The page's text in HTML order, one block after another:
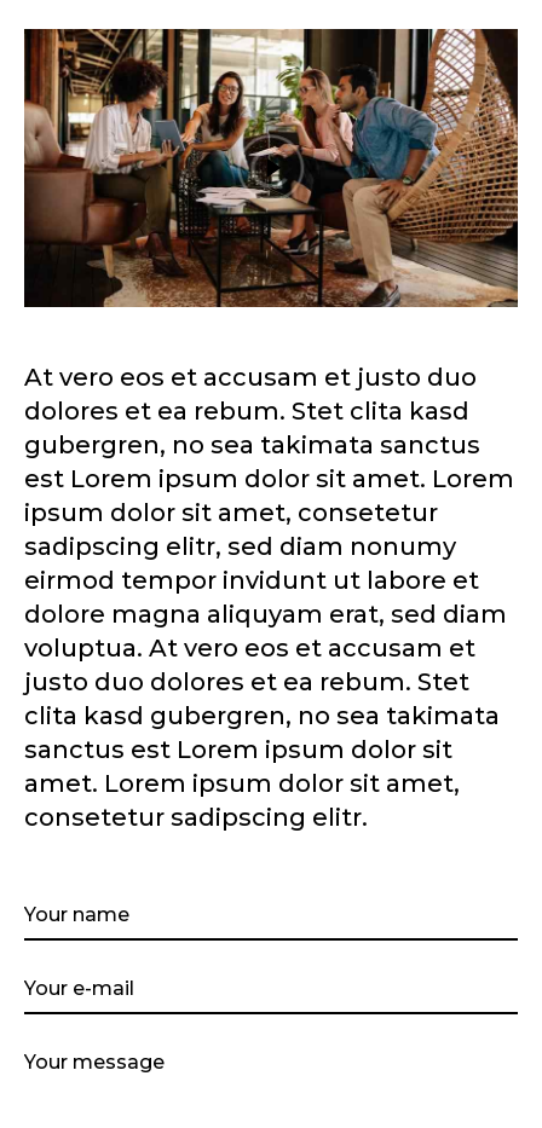
At vero eos et accusam et justo duo
dolores et ea rebum. Stet clita kasd
gubergren, no sea takimata sanctus
est Lorem ipsum dolor sit amet. Lorem
ipsum dolor sit amet, consetetur
sadipscing elitr, sed diam nonumy
eirmod tempor invidunt ut labore et
dolore magna aliquyam erat, sed diam
voluptua. At vero eos et accusam et
justo duo dolores et ea rebum. Stet
clita kasd gubergren, no sea takimata
sanctus est Lorem ipsum dolor sit
amet. Lorem ipsum dolor sit amet,
consetetur sadipscing elitr.